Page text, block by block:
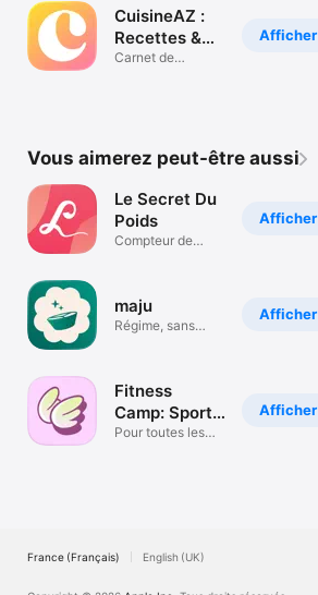
Afficher
CuisineAZ :
Recettes &
Menus
Carnet de
Vous aimerez peut-être aussi
Afficher
Le Secret Du
Poids
Compteur de
Afficher
maju
Régime, sans
Afficher
Fitness
Camp: Sport,
Nutrition
Pour toutes les
France (Français) English (UK)